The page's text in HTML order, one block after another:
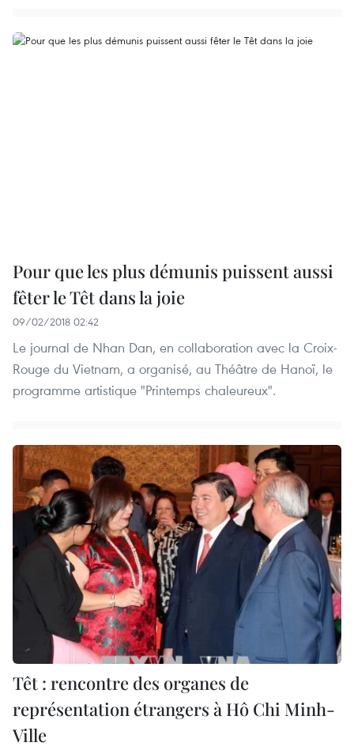
Pour que les plus démunis puissent aussi
fêter le Têt dans la joie
09/02/2018 02:42
Le journal de Nhan Dan, en collaboration avec la Croix-
Rouge du Vietnam, a organisé, au Théâtre de Hanoï, le
programme artistique "Printemps chaleureux".
Têt : rencontre des organes de
représentation étrangers à Hô Chi Minh-
Ville